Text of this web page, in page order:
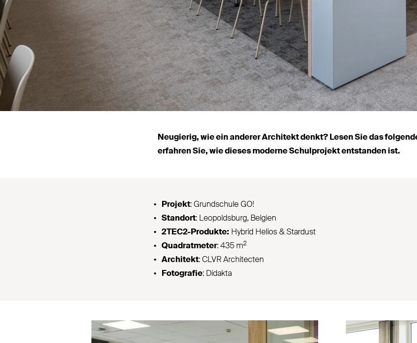
Neugierig, wie ein anderer Architekt denkt? Lesen Sie das
erfahren Sie, wie dieses moderne Schul­projekt ent­standen ist.
Projekt: Grundschule GO!
Standort: Leo­poldsburg, Belgien
2TEC2-Produkte: Hybrid Helios & Stardust
Qua­dratmeter: 435 m2
Architekt: CLVR Architecten
Fotografie: Didakta